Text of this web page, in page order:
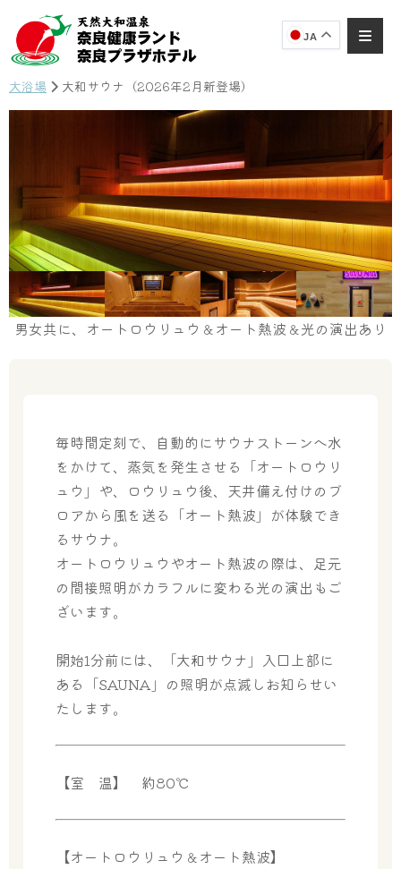
JA
大浴場 大和サウナ（2026年2月新登場）
男女共に、オートロウリュウ＆オート熱波＆光の演出あり
毎時間定刻で、自動的にサウナストーンへ水
をかけて、蒸気を発生させる「オートロウリ
ュウ」や、ロウリュウ後、天井備え付けのブ
ロアから風を送る「オート熱波」が体験でき
るサウナ。
オートロウリュウやオート熱波の際は、足元
の間接照明がカラフルに変わる光の演出もご
ざいます。
開始1分前には、「大和サウナ」入口上部に
ある「SAUNA」の照明が点滅しお知らせい
たします。
【室 温】 約80℃
【オートロウリュウ＆オート熱波】
奈良健康ランド
AIコンシェルジュ
オンライン
奈良健康ランド AIコンシェルジュです。
ご質問をお伺いします。